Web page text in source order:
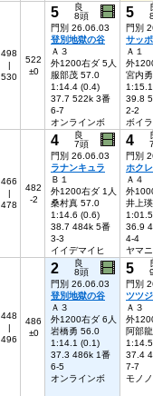
498
|
530
522
±0
5
良
8頭
門別 26.06.03
登別地獄の谷
Ａ３
外1200右ダ 5人
服部茂 57.0
1:14.4 (0.4)
37.7 522k 3番
6-7
オンラインボ
5
門別
サッ
Ａ１
外
宮内
39.8
2-2
ボイ
466
|
478
482
-2
4
良
7頭
門別 26.06.03
ラナンキュラ
Ｂ１
外1200右ダ 1人
桑村真 57.0
1:14.6 (0.6)
38.7 484k 5番
3-3
イイデマイヒ
4
門別
ホク
Ａ４
外
井上
36.9
4-4
ヤマ
448
|
496
486
±0
2
良
8頭
門別 26.06.03
登別地獄の谷
Ａ３
外1200右ダ 6人
岩橋勇 56.0
1:14.1 (0.1)
37.3 486k 1番
6-5
オンラインボ
5
門別
ツツ
Ａ３
外
阿部
37.4
7-7
モノ